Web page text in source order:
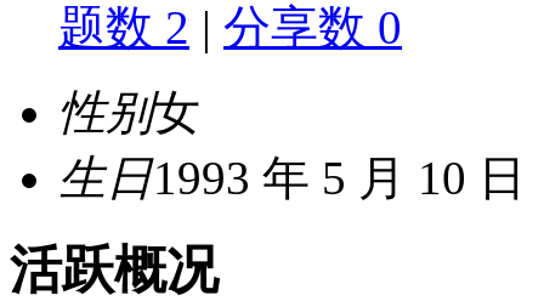
题数 2 | 分享数 0
性别女
生日1993 年 5 月 10 日
活跃概况